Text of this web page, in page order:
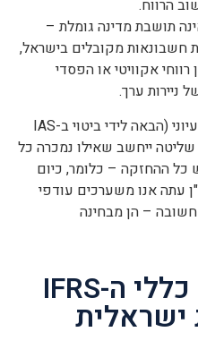
הרווח.
תושבת מדינה גומלת –
חשבונאות מקובלים בישראל,
אקוויטי או הפסדי
ניירות ערך.
כאמור, על פי תפיסת המימוש הרעיוני (הבאה לידי ביטוי ב-IAS
ייחשב שאילו נמכרה כל
ההחזקה – כלומר, כיום
עתה אנו משערכים עודפי
חשובה – הן מבחינה
משמעות יישום כללי ה-IFRS
ישראלית